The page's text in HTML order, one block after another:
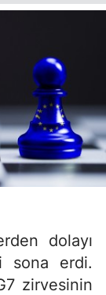
dolayı
sona erdi.
zirvesinin